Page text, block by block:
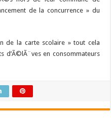
de la concurrence » du
de la carte scolaire » tout cela
d’Ã©lÃ¨ves en consommateurs